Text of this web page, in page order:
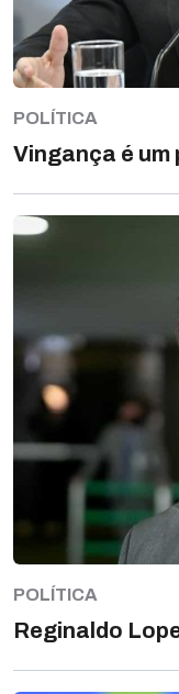
POLÍTICA
Vingança é um
POLÍTICA
Reginaldo